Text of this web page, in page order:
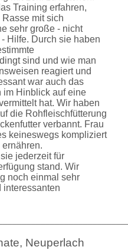
Training erfahren,
mit sich
sehr große - nicht
Hilfe. Durch sie haben
sind und wie man
reagiert und
war auch das
im Hinblick auf eine
hat. Wir haben
die Rohfleischfütterung
verbannt. Frau
keineswegs kompliziert
jederzeit für
stand. Wir
noch einmal sehr
interessanten
Neuperlach